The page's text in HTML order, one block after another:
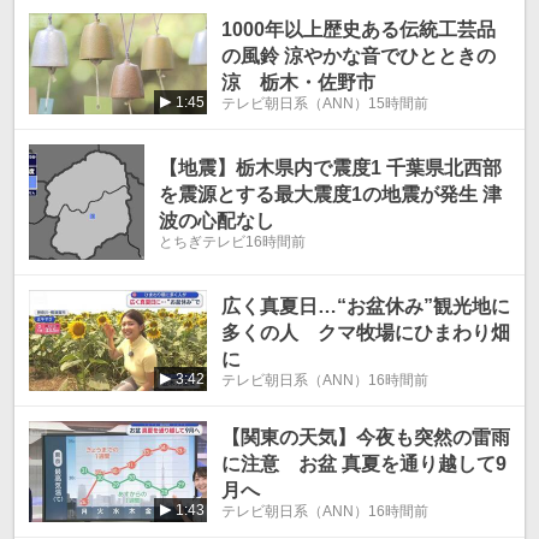
1:45
1000年以上歴史ある伝統工芸品
の風鈴 涼やかな音でひとときの
涼 栃木・佐野市
テレビ朝日系（ANN） 15時間前
【地震】栃木県内で震度1 千葉県北西部
を震源とする最大震度1の地震が発生 津
波の心配なし
とちぎテレビ16時間前
3:42
広く真夏日…“お盆休み”観光地に
多くの人 クマ牧場にひまわり畑
に
テレビ朝日系（ANN） 16時間前
1:43
【関東の天気】今夜も突然の雷雨
に注意 お盆 真夏を通り越して9
月へ
テレビ朝日系（ANN） 16時間前